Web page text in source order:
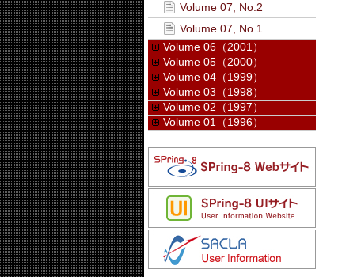
Volume 07, No.2
Volume 07, No.1
Volume 06（2001）
Volume 05（2000）
Volume 04（1999）
Volume 03（1998）
Volume 02（1997）
Volume 01（1996）